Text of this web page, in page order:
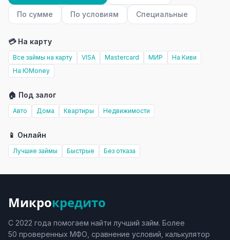
По сумме По условиям Специальные
💳 На карту
Все займы на карту VISA Mastercard МИР
На Киви
На ЮMoney
🏠 Под залог
Авто Дома Квартиры Недвижимости
📱 Онлайн
Лучшие займы Быстрые Без отказа
Микрокредито
С 2022 года помогаем найти лучший займ. Более
50 проверенных МФО, сравнение условий, калькулятор